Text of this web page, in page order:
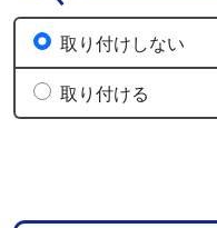
取り付けしない
取り付ける